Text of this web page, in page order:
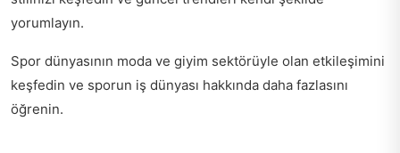
yorumlayın.
Spor dünyasının moda ve giyim sektörüyle olan etkileşimini
keşfedin ve sporun iş dünyası hakkında daha fazlasını
öğrenin.